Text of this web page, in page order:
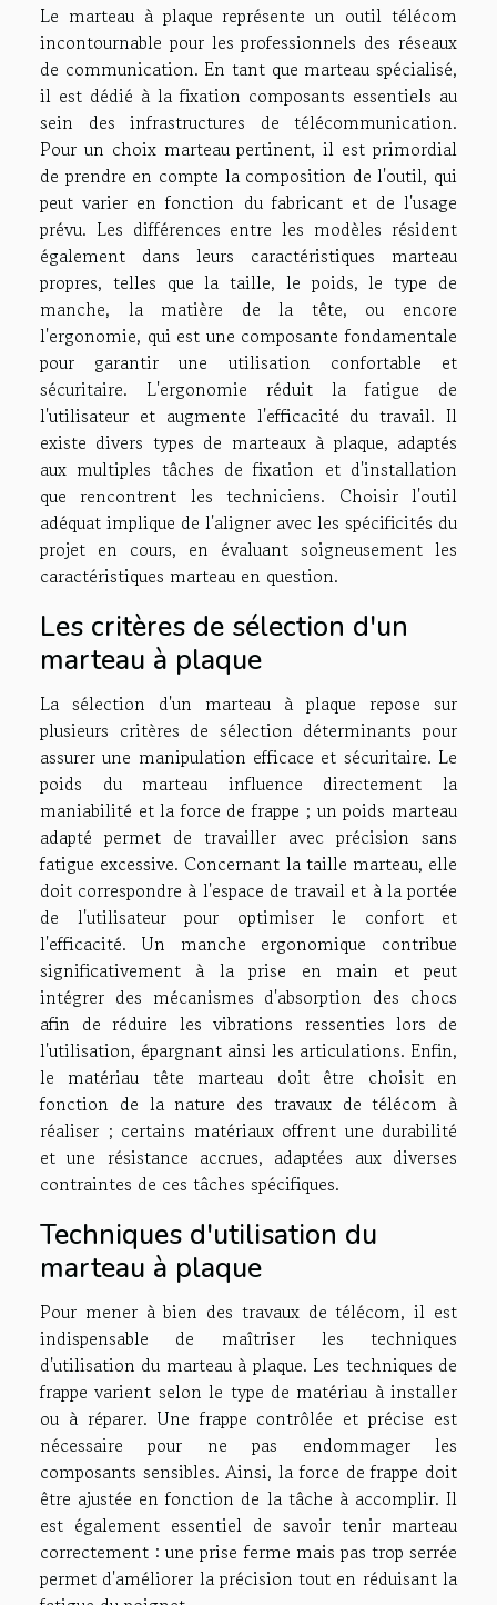
Le marteau à plaque représente un outil télécom
incontournable pour les professionnels des réseaux
de communication. En tant que marteau spécialisé,
il est dédié à la fixation composants essentiels au
sein des infrastructures de télécommunication.
Pour un choix marteau pertinent, il est primordial
de prendre en compte la composition de l'outil, qui
peut varier en fonction du fabricant et de l'usage
prévu. Les différences entre les modèles résident
également dans leurs caractéristiques marteau
propres, telles que la taille, le poids, le type de
manche, la matière de la tête, ou encore
l'ergonomie, qui est une composante fondamentale
pour garantir une utilisation confortable et
sécuritaire. L'ergonomie réduit la fatigue de
l'utilisateur et augmente l'efficacité du travail. Il
existe divers types de marteaux à plaque, adaptés
aux multiples tâches de fixation et d'installation
que rencontrent les techniciens. Choisir l'outil
adéquat implique de l'aligner avec les spécificités du
projet en cours, en évaluant soigneusement les
caractéristiques marteau en question.
Les critères de sélection d'un
marteau à plaque
La sélection d'un marteau à plaque repose sur
plusieurs critères de sélection déterminants pour
assurer une manipulation efficace et sécuritaire. Le
poids du marteau influence directement la
maniabilité et la force de frappe ; un poids marteau
adapté permet de travailler avec précision sans
fatigue excessive. Concernant la taille marteau, elle
doit correspondre à l'espace de travail et à la portée
de l'utilisateur pour optimiser le confort et
l'efficacité. Un manche ergonomique contribue
significativement à la prise en main et peut
intégrer des mécanismes d'absorption des chocs
afin de réduire les vibrations ressenties lors de
l'utilisation, épargnant ainsi les articulations. Enfin,
le matériau tête marteau doit être choisit en
fonction de la nature des travaux de télécom à
réaliser ; certains matériaux offrent une durabilité
et une résistance accrues, adaptées aux diverses
contraintes de ces tâches spécifiques.
Techniques d'utilisation du
marteau à plaque
Pour mener à bien des travaux de télécom, il est
indispensable de maîtriser les techniques
d'utilisation du marteau à plaque. Les techniques de
frappe varient selon le type de matériau à installer
ou à réparer. Une frappe contrôlée et précise est
nécessaire pour ne pas endommager les
composants sensibles. Ainsi, la force de frappe doit
être ajustée en fonction de la tâche à accomplir. Il
est également essentiel de savoir tenir marteau
correctement : une prise ferme mais pas trop serrée
permet d'améliorer la précision tout en réduisant la